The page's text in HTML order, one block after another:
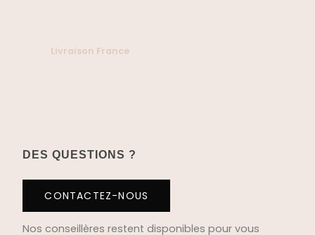
Livraison France
DES QUESTIONS ?
CONTACTEZ-NOUS
Nos conseillères restent disponibles pour vous